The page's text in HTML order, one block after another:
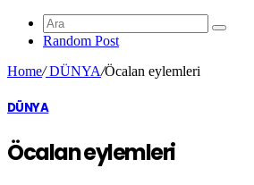
Random Post
Home/DÜNYA/Öcalan eylemleri
DÜNYA
Öcalan eylemleri